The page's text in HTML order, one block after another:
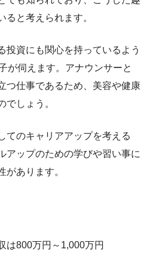
ると考えられます。
投資にも関心を持っているよう
が伺えます。アナウンサーと
つ仕事であるため、美容や健康
でしょう。
てのキャリアアップを考える
アップのための学びや習い事に
があります。
は800万円～1,000万円